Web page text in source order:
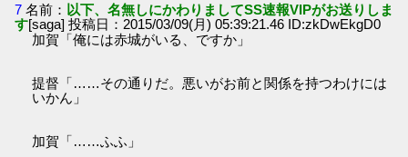
7 名前： 以下、名無しにかわりましてSS速報VIPがお送りしま
す[saga] 投稿日：2015/03/09(月) 05:39:21.46 ID:zkDwEkgD0
加賀「俺には赤城がいる、ですか」
提督「……その通りだ。悪いがお前と関係を持つわけには
いかん」
加賀「……ふふ」